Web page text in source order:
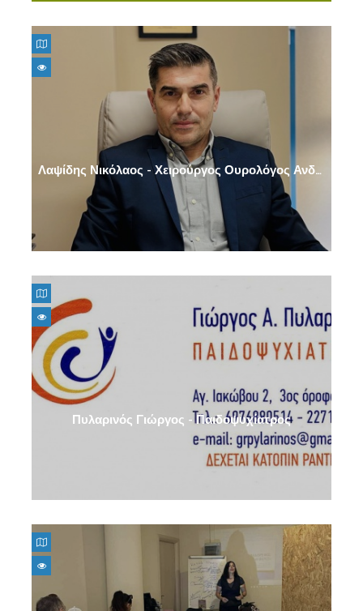
Λαψίδης Νικόλαος - Χειρούργος Ουρολόγος Ανδρολόγος
Πυλαρινός Γιώργος - Παιδοψυχίατρος